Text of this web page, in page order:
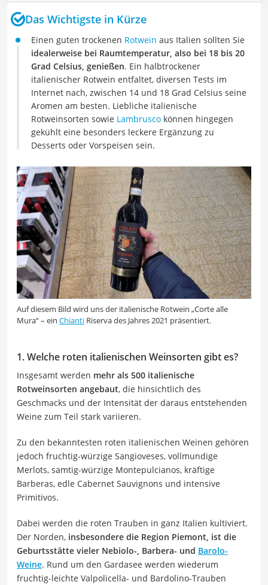
Das Wichtigste in Kürze
Einen guten trockenen Rotwein aus Italien sollten Sie
idealerweise bei Raumtemperatur, also bei 18 bis 20
Grad Celsius, genießen. Ein halbtrockener
italienischer Rotwein entfaltet, diversen Tests im
Internet nach, zwischen 14 und 18 Grad Celsius seine
Aromen am besten. Liebliche italienische
Rotweinsorten sowie Lambrusco können hingegen
gekühlt eine besonders leckere Ergänzung zu
Desserts oder Vorspeisen sein.
Auf diesem Bild wird uns der italienische Rotwein „Corte alle
Mura“ – ein Chianti Riserva des Jahres 2021 präsentiert.
1. Welche roten italienischen Weinsorten gibt es?
Insgesamt werden mehr als 500 italienische
Rotweinsorten angebaut, die hinsichtlich des
Geschmacks und der Intensität der daraus entstehenden
Weine zum Teil stark variieren.
Zu den bekanntesten roten italienischen Weinen gehören
jedoch fruchtig-würzige Sangioveses, vollmundige
Merlots, samtig-würzige Montepulcianos, kräftige
Barberas, edle Cabernet Sauvignons und intensive
Primitivos.
Dabei werden die roten Trauben in ganz Italien kultiviert.
Der Norden, insbesondere die Region Piemont, ist die
Geburtsstätte vieler Nebiolo-, Barbera- und Barolo-
Weine. Rund um den Gardasee werden wiederum
fruchtig-leichte Valpolicella- und Bardolino-Trauben